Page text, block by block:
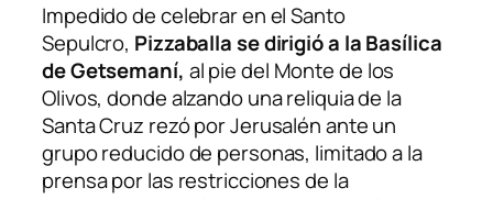
Impedido de celebrar en el Santo
Sepulcro, Pizzaballa se dirigió a la Basílica
de Getsemaní, al pie del Monte de los
Olivos, donde alzando una reliquia de la
Santa Cruz rezó por Jerusalén ante un
grupo reducido de personas, limitado a la
prensa por las restricciones de la